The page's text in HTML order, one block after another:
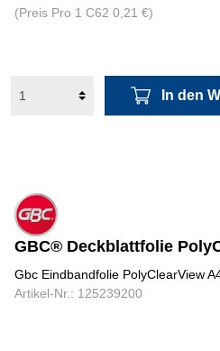
(Preis Pro 1 C62 0,21 €)
In den
GBC® Deckblattfolie
Gbc Eindbandfolie PolyClearView
Artikel-Nr.: 125239200